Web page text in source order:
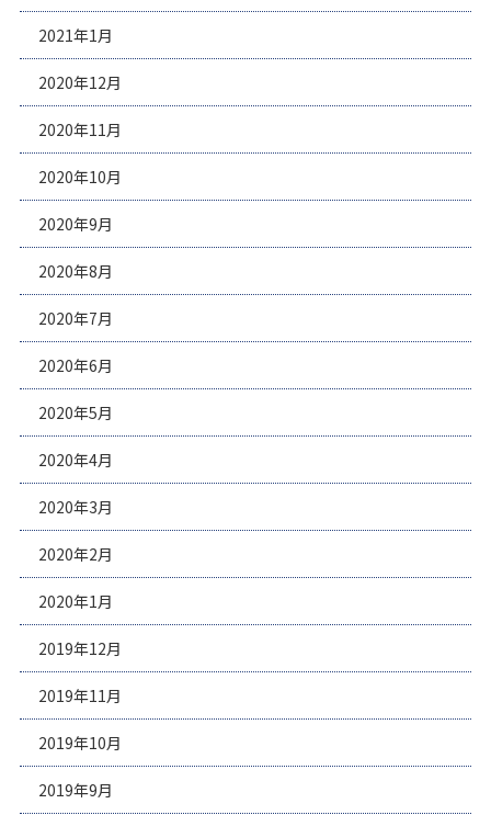
2021年1月
2020年12月
2020年11月
2020年10月
2020年9月
2020年8月
2020年7月
2020年6月
2020年5月
2020年4月
2020年3月
2020年2月
2020年1月
2019年12月
2019年11月
2019年10月
2019年9月